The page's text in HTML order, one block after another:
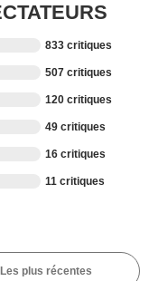
833 critiques
507 critiques
120 critiques
49 critiques
16 critiques
11 critiques
Les plus récentes